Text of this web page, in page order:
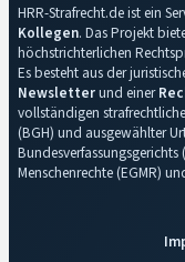
HRR-Strafrecht.de ist ein
Kollegen. Das Projekt
höchstrichterlichen
Es besteht aus der
Newsletterund einer
vollständigen
(BGH) und ausgewählter
Menschenrechte (EGMR)